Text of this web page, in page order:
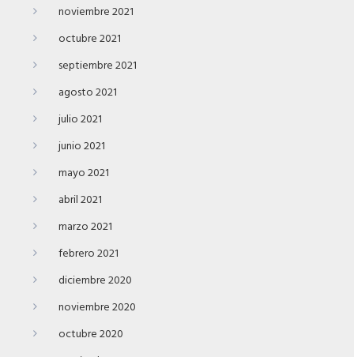
noviembre 2021
octubre 2021
septiembre 2021
agosto 2021
julio 2021
junio 2021
mayo 2021
abril 2021
marzo 2021
febrero 2021
diciembre 2020
noviembre 2020
octubre 2020